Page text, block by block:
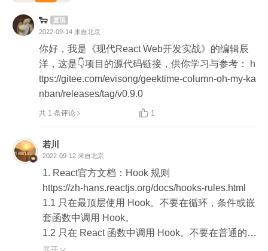
🐑 置顶
2022-09-14 来自北京
你好，我是《现代React Web开发实战》的编辑辰
洋，这是👇项目的源代码链接，供你学习与参考： h
ttps://gitee.com/evisong/geektime-column-oh-my-ka
nban/releases/tag/v0.9.0
共 1 条评论  1
若川
2022-09-12 来自北京
1. React官方文档：Hook 规则
https://zh-hans.reactjs.org/docs/hooks-rules.html
1.1 只在最顶层使用 Hook。不要在循环，条件或嵌
套函数中调用 Hook。
1.2 只在 React 函数中调用 Hook。不要在普通的 J
avaScript 函数中调用 Hook。